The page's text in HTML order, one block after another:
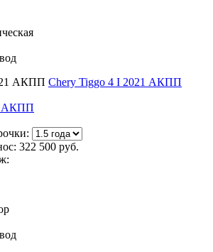
Chery Tiggo 4 I 2021 АКПП
АКПП
322 500 руб.